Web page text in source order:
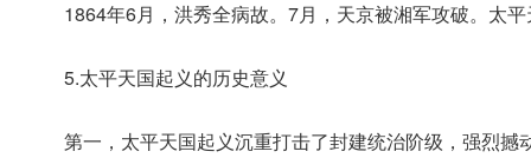
1864年6月，洪秀全病故。7月，天京被湘军攻破。太
5.太平天国起义的历史意义
第一，太平天国起义沉重打击了封建统治阶级，强烈撼